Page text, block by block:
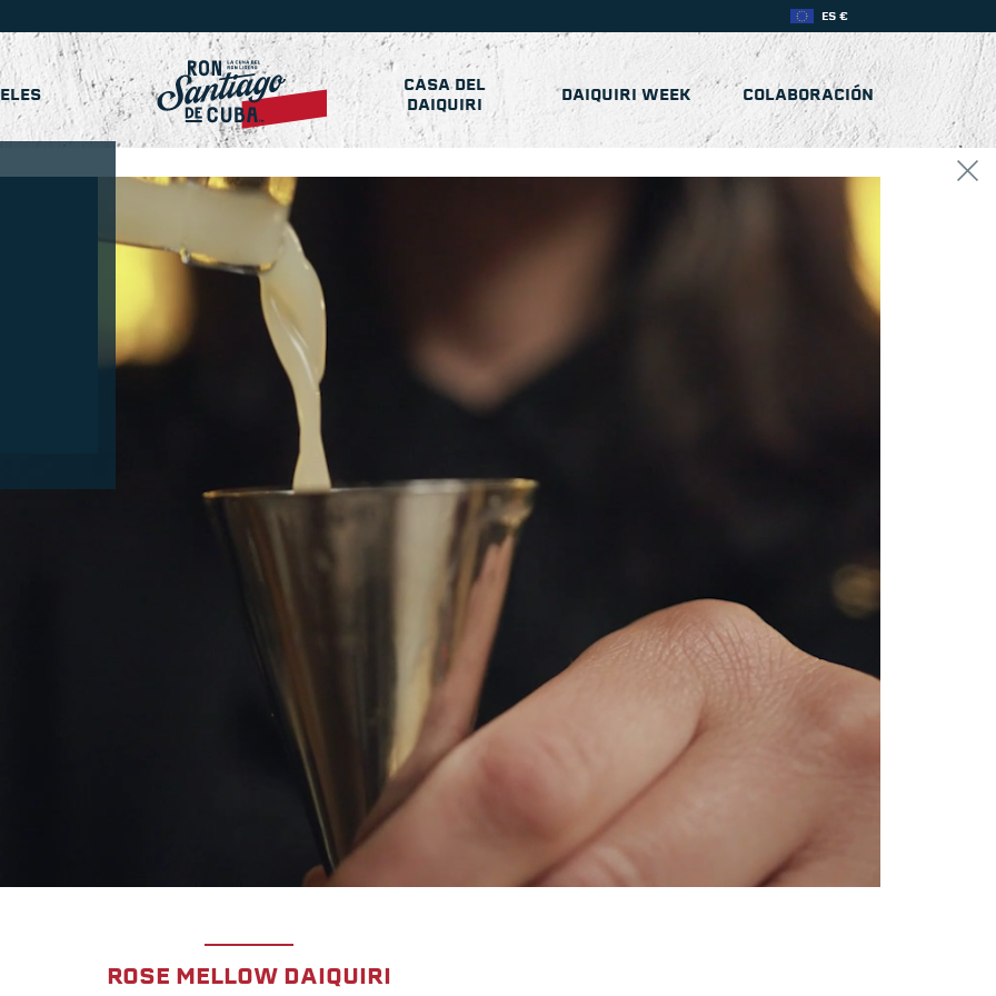
ES €
CASA DEL
DAIQUIRI
DAIQUIRI WEEK COLABORACIÓN
ROSE MELLOW DAIQUIRI